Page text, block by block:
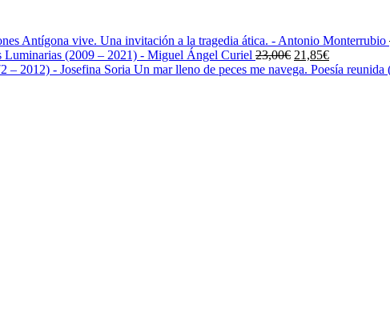
Antígona vive. Una invitación a la tragedia ática. - Antonio Monterrubio
Luminarias (2009 – 2021) - Miguel Ángel Curiel 23,00€ El
precio
21,85€El
precio
Un mar lleno de peces me navega. Poesía